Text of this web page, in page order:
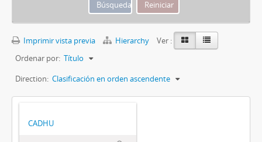
Imprimir vista previa Hierarchy
Ver :
Ordenar por: Título
Direction: Clasificación en orden ascendente
CADHU